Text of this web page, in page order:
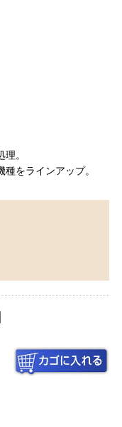
。
をラインアップ。